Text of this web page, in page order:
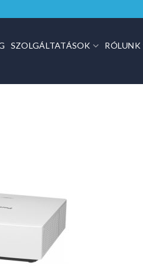
SZOLGÁLTATÁSOK RÓLUNK